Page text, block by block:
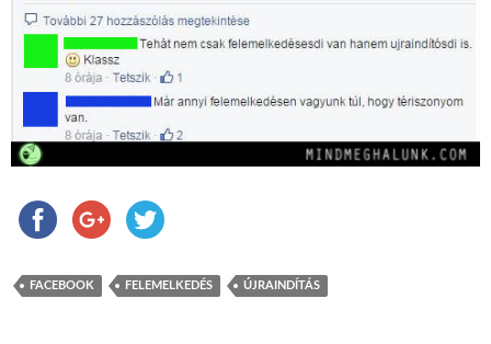
FACEBOOK FELEMELKEDÉS ÚJRAINDÍTÁS